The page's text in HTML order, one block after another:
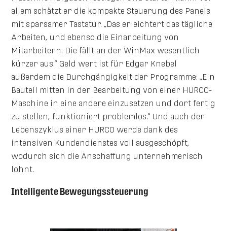
allem schätzt er die kompakte Steuerung des Panels
mit sparsamer Tastatur. „Das erleichtert das tägliche
Arbeiten, und ebenso die Einarbeitung von
Mitarbeitern. Die fällt an der WinMax wesentlich
kürzer aus.“ Geld wert ist für Edgar Knebel
außerdem die Durchgängigkeit der Programme: „Ein
Bauteil mitten in der Bearbeitung von einer HURCO-
Maschine in eine andere einzusetzen und dort fertig
zu stellen, funktioniert problemlos.“ Und auch der
Lebenszyklus einer HURCO werde dank des
intensiven Kundendienstes voll ausgeschöpft,
wodurch sich die Anschaffung unternehmerisch
lohnt.
Intelligente Bewegungssteuerung